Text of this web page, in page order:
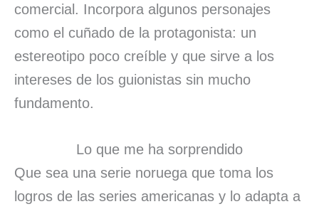
comercial. Incorpora algunos personajes
como el cuñado de la protagonista: un
estereotipo poco creíble y que sirve a los
intereses de los guionistas sin mucho
fundamento.
Lo que me ha sorprendido
Que sea una serie noruega que toma los
logros de las series americanas y lo adapta a